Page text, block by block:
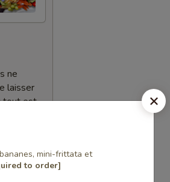
ne
laisser
tout est
la
mini-frittata et
to order]